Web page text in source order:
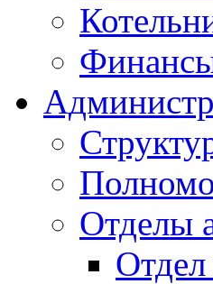
Отделы
Отдел